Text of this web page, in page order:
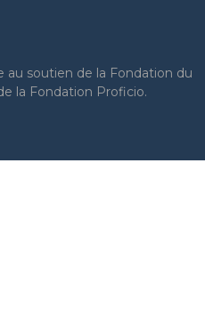
soutien de la Fondation du
la Fondation Proficio.